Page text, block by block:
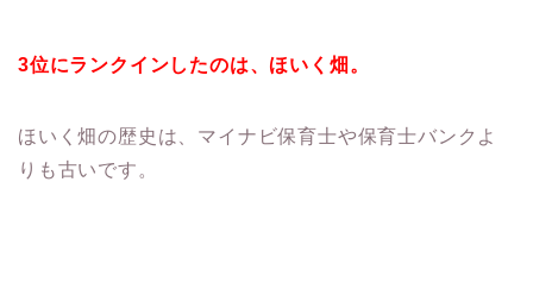
3位にランクインしたのは、ほいく畑。
ほいく畑の歴史は、マイナビ保育士や保育士バンクよ
りも古いです。